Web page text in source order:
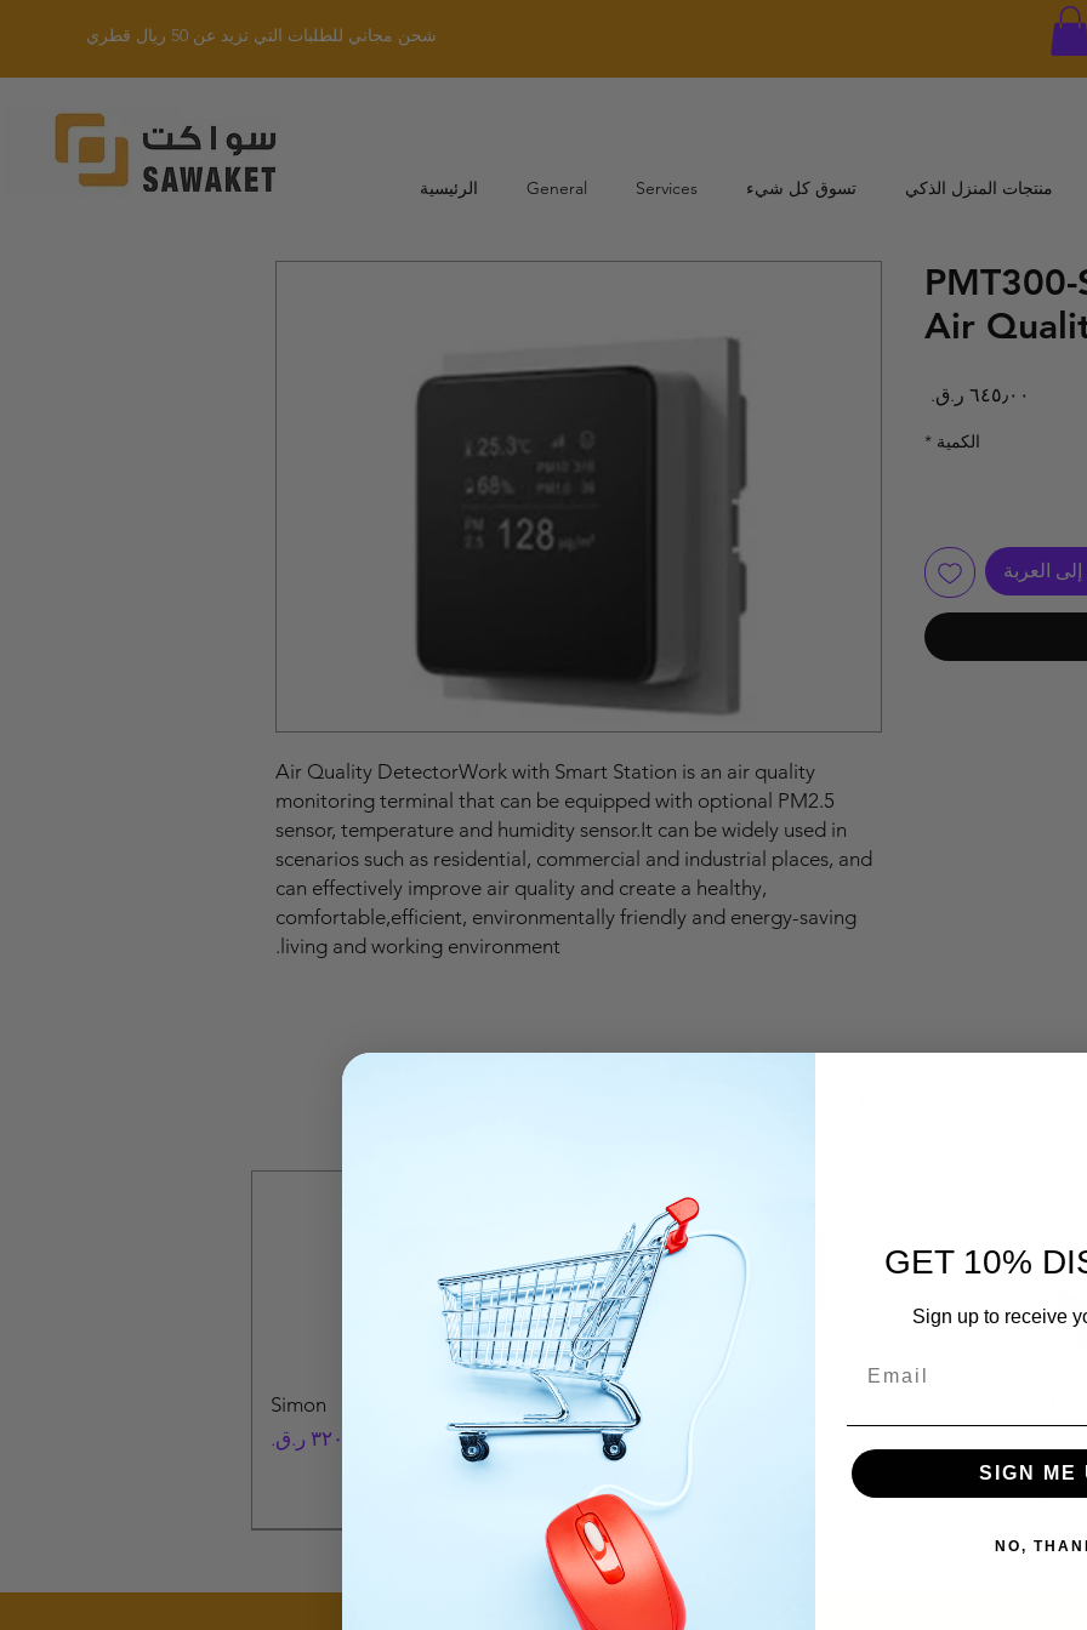
شحن مجاني للطلبات التي تزيد عن 50 ريال قطري
Air Quality DetectorWork with Smart Station is an air quality
monitoring terminal that can be equipped with optional PM2.5
sensor, temperature and humidity sensor.It can be widely used in
scenarios such as residential, commercial and industrial places, and
can effectively improve air quality and create a healthy,
comfortable,efficient, environmentally friendly and energy-saving
living and working environment.
PMT300-
Air
الكمية *
العربة
Simon
Simon
السعر
الرئيسية General Services تسوق كل شيء منتجات المنزل الذكي
GET 10%
Sign up to receive
SIGN ME
NO,